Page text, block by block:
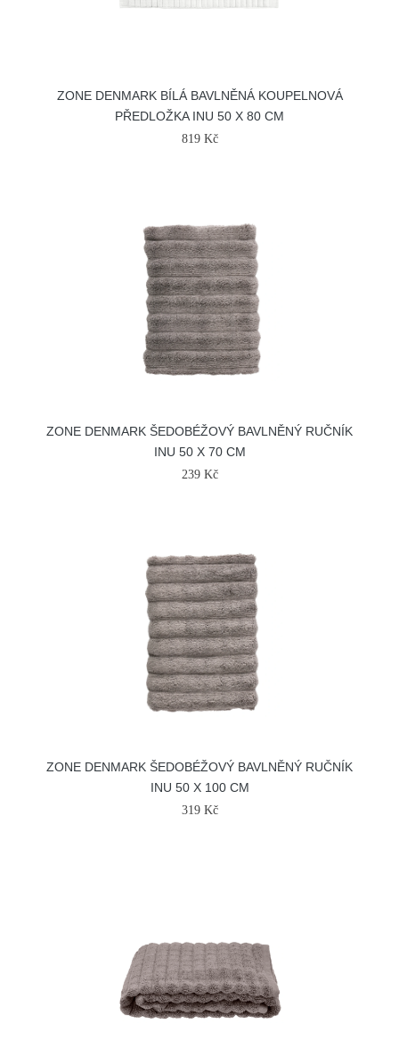
ZONE DENMARK BÍLÁ BAVLNĚNÁ KOUPELNOVÁ
PŘEDLOŽKA INU 50 X 80 CM
819 Kč
ZONE DENMARK ŠEDOBÉŽOVÝ BAVLNĚNÝ RUČNÍK
INU 50 X 70 CM
239 Kč
ZONE DENMARK ŠEDOBÉŽOVÝ BAVLNĚNÝ RUČNÍK
INU 50 X 100 CM
319 Kč